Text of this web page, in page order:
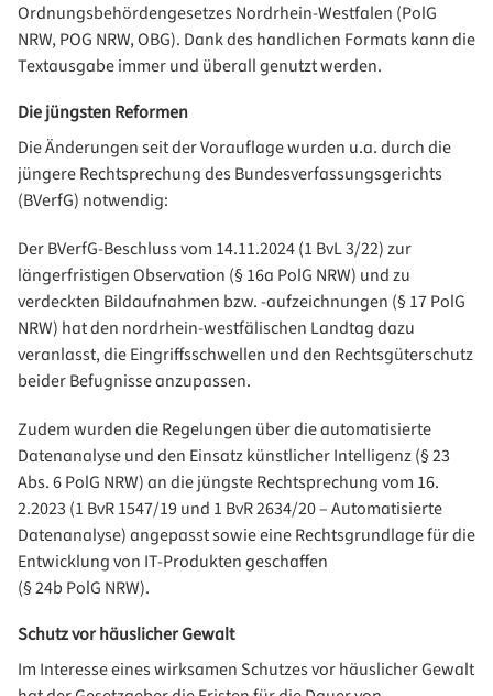
Ordnungsbehördengesetzes Nordrhein-Westfalen (PolG
NRW, POG NRW, OBG). Dank des handlichen Formats kann die
Textausgabe immer und überall genutzt werden.
Die jüngsten Reformen
Die Änderungen seit der Vorauflage wurden u.a. durch die
jüngere Rechtsprechung des Bundesverfassungsgerichts
(BVerfG) notwendig:
Der BVerfG-Beschluss vom 14.11.2024 (1 BvL 3/22) zur
längerfristigen Observation (§ 16a PolG NRW) und zu
verdeckten Bildaufnahmen bzw. ‑aufzeichnungen (§ 17 PolG
NRW) hat den nordrhein-westfälischen Landtag dazu
veranlasst, die Eingriffsschwellen und den Rechtsgüterschutz
beider Befugnisse anzupassen.
Zudem wurden die Regelungen über die automatisierte
Datenanalyse und den Einsatz künstlicher Intelligenz (§ 23
Abs. 6 PolG NRW) an die jüngste Rechtsprechung vom 16.
2.2023 (1 BvR 1547/19 und 1 BvR 2634/20 – Automatisierte
Datenanalyse) angepasst sowie eine Rechtsgrundlage für die
Entwicklung von IT-Produkten geschaffen
(§ 24b PolG NRW).
Schutz vor häuslicher Gewalt
Im Interesse eines wirksamen Schutzes vor häuslicher Gewalt